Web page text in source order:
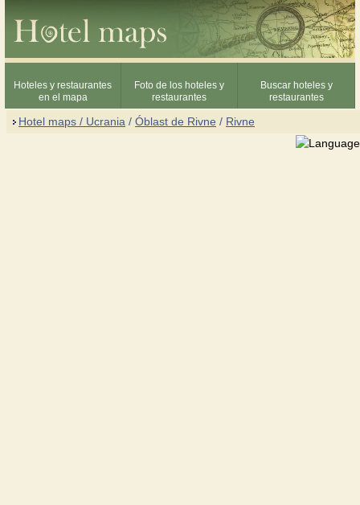
Hoteles y restaurantes
en el mapa
Foto de los hoteles y
restaurantes
Buscar hoteles y
restaurantes
Hotel maps / Ucrania / Óblast de Rivne / Rivne